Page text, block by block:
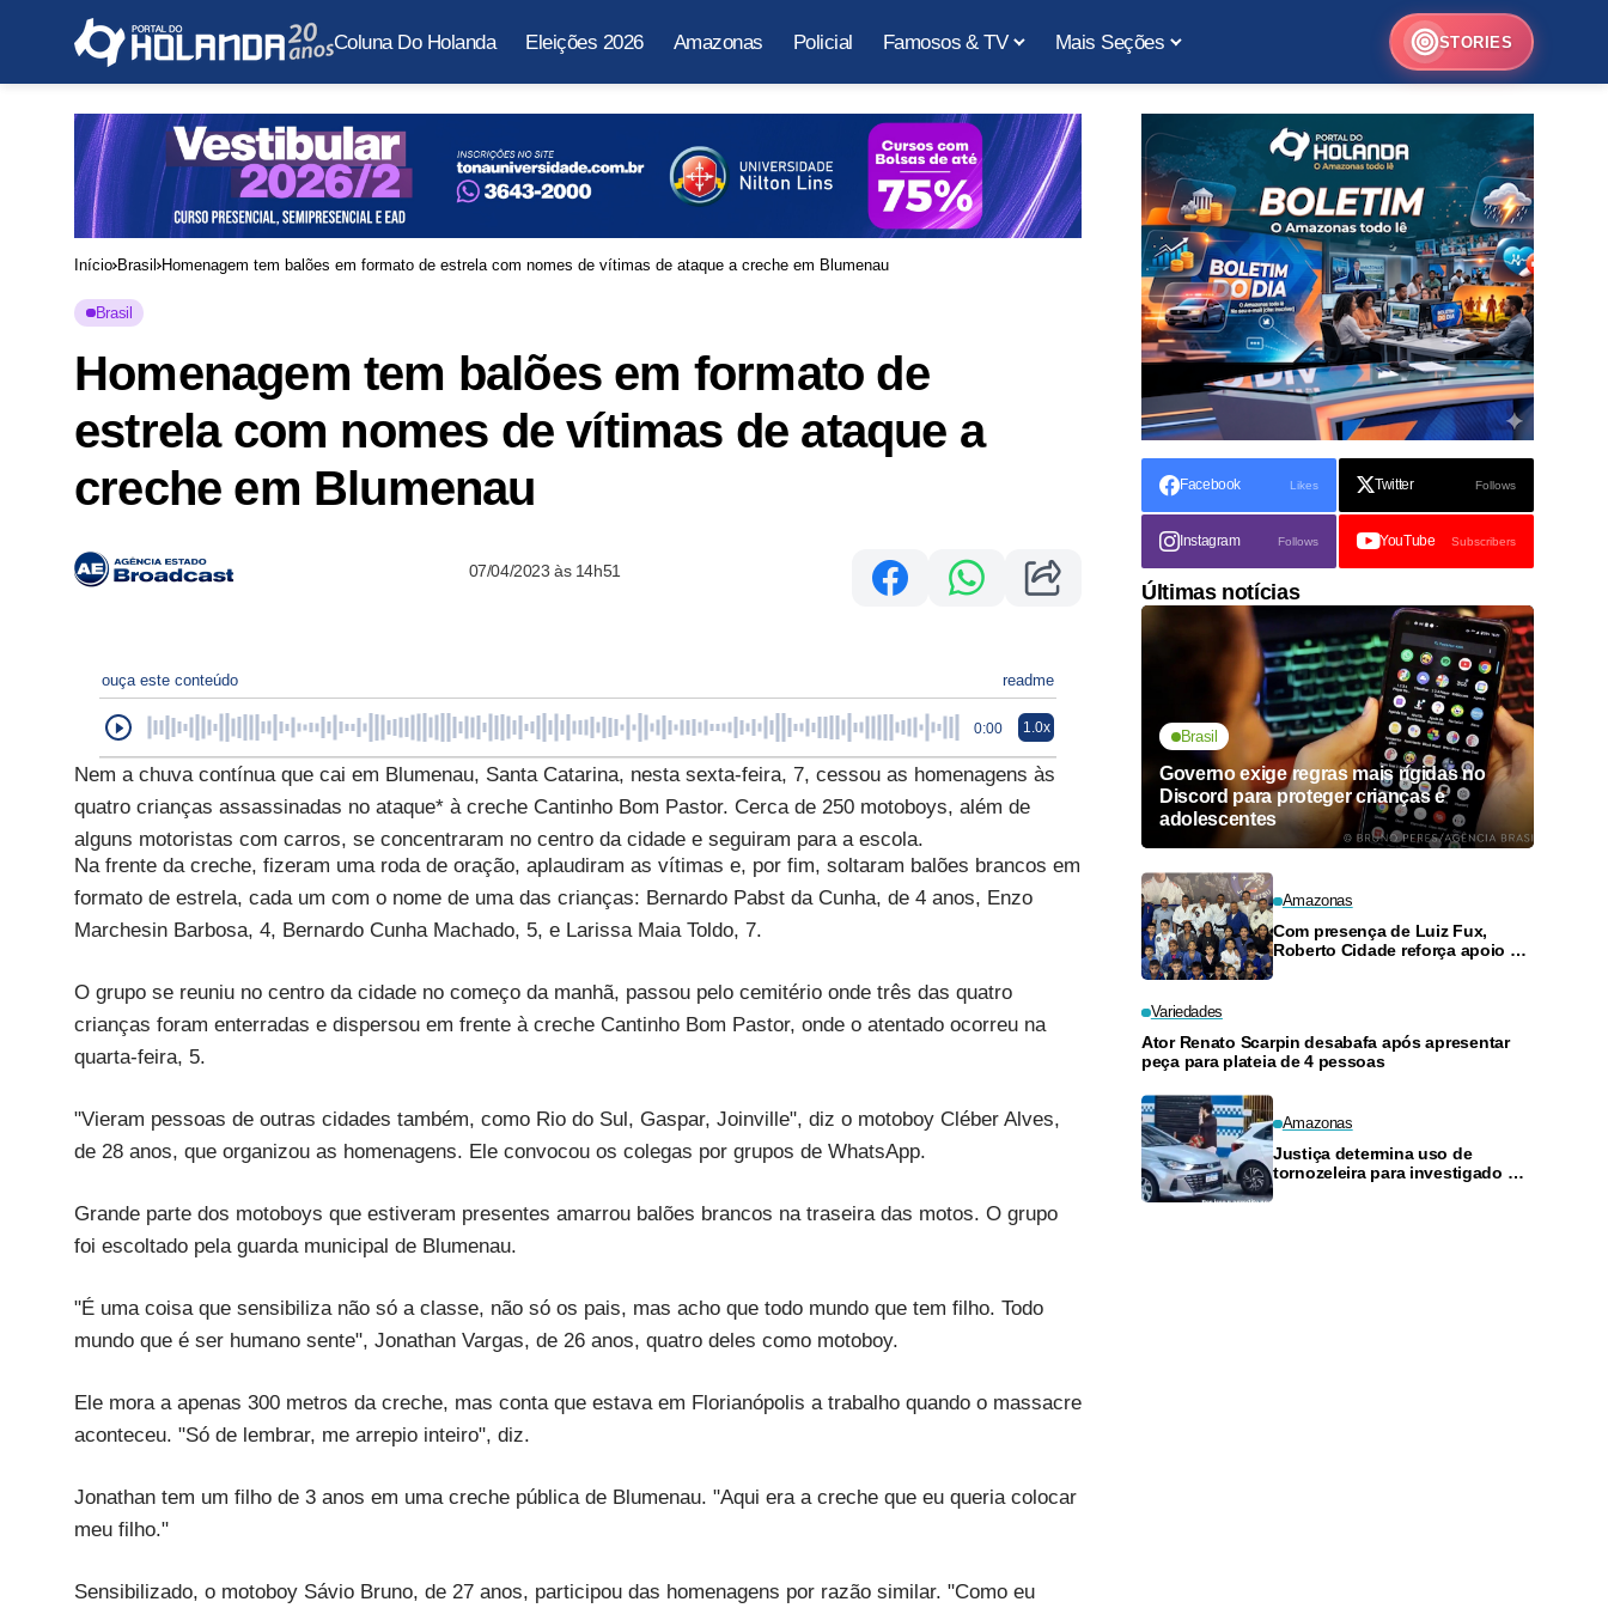
Coluna Do Holanda Eleições 2026 Amazonas Policial Famosos & TV Mais Seções STORIES
Início Brasil Homenagem tem balões em formato de estrela com nomes de vítimas de ataque a creche em Blumenau
Brasil
Homenagem tem balões em formato de
estrela com nomes de vítimas de ataque a
creche em Blumenau
07/04/2023 às 14h51
ouça este conteúdo readme
0:00 1.0x
Nem a chuva contínua que cai em Blumenau, Santa Catarina, nesta sexta-feira, 7, cessou as homenagens às
quatro crianças assassinadas no ataque* à creche Cantinho Bom Pastor. Cerca de 250 motoboys, além de
alguns motoristas com carros, se concentraram no centro da cidade e seguiram para a escola.
Na frente da creche, fizeram uma roda de oração, aplaudiram as vítimas e, por fim, soltaram balões brancos em
formato de estrela, cada um com o nome de uma das crianças: Bernardo Pabst da Cunha, de 4 anos, Enzo
Marchesin Barbosa, 4, Bernardo Cunha Machado, 5, e Larissa Maia Toldo, 7.
O grupo se reuniu no centro da cidade no começo da manhã, passou pelo cemitério onde três das quatro
crianças foram enterradas e dispersou em frente à creche Cantinho Bom Pastor, onde o atentado ocorreu na
quarta-feira, 5.
"Vieram pessoas de outras cidades também, como Rio do Sul, Gaspar, Joinville", diz o motoboy Cléber Alves,
de 28 anos, que organizou as homenagens. Ele convocou os colegas por grupos de WhatsApp.
Grande parte dos motoboys que estiveram presentes amarrou balões brancos na traseira das motos. O grupo
foi escoltado pela guarda municipal de Blumenau.
"É uma coisa que sensibiliza não só a classe, não só os pais, mas acho que todo mundo que tem filho. Todo
mundo que é ser humano sente", Jonathan Vargas, de 26 anos, quatro deles como motoboy.
Ele mora a apenas 300 metros da creche, mas conta que estava em Florianópolis a trabalho quando o massacre
aconteceu. "Só de lembrar, me arrepio inteiro", diz.
Jonathan tem um filho de 3 anos em uma creche pública de Blumenau. "Aqui era a creche que eu queria colocar
meu filho."
Sensibilizado, o motoboy Sávio Bruno, de 27 anos, participou das homenagens por razão similar. "Como eu
Facebook Likes Twitter Follows
Instagram Follows YouTube Subscribers
Últimas notícias
Brasil
Governo exige regras mais rígidas no
Discord para proteger crianças e
adolescentes
Amazonas
Com presença de Luiz Fux,
Roberto Cidade reforça apoio a
Variedades
Ator Renato Scarpin desabafa após apresentar
peça para plateia de 4 pessoas
Amazonas
Justiça determina uso de
tornozeleira para investigado por